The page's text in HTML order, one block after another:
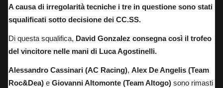
A causa di irregolarità tecniche i tre in questione sono stati
squalificati sotto decisione dei CC.SS.
Di questa squalifica, David Gonzalez consegna così il trofeo
del vincitore nelle mani di Luca Agostinelli.
Alessandro Cassinari (AC Racing), Alex De Angelis (Team
Roc&Dea) e Giovanni Altomonte (Team Altogo) sono rimasti